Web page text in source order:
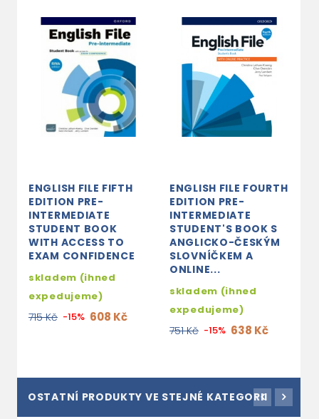
ENGLISH FILE FIFTH
EDITION PRE-
INTERMEDIATE
STUDENT BOOK
WITH ACCESS TO
EXAM CONFIDENCE
skladem (ihned
expedujeme)
715 Kč -15% 608 Kč
ENGLISH FILE FOURTH
EDITION PRE-
INTERMEDIATE
STUDENT'S BOOK S
ANGLICKO-ČESKÝM
SLOVNÍČKEM A
ONLINE...
skladem (ihned
expedujeme)
751 Kč -15% 638 Kč
OSTATNÍ PRODUKTY VE STEJNÉ KATEGORII